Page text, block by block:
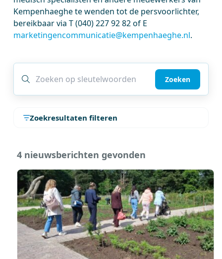
Kempenhaeghe te wenden tot de persvoorlichter,
bereikbaar via T (040) 227 92 82 of E
marketingencommunicatie@kempenhaeghe.nl.
Zoeken
Zoekresultaten filteren
4 nieuwsberichten gevonden